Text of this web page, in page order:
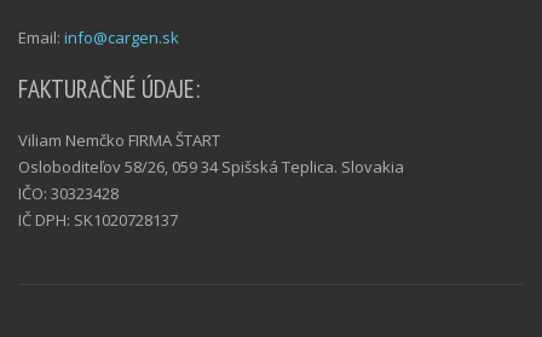
Email: info@cargen.sk
FAKTURAČNÉ ÚDAJE:
Viliam Nemčko FIRMA ŠTART
Osloboditeľov 58/26, 059 34 Spišská Teplica. Slovakia
IČO: 30323428
IČ DPH: SK1020728137